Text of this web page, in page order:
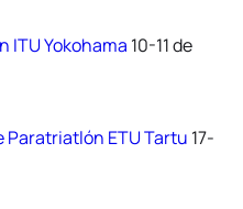
ITU Yokohama 10-11 de
ETU Tartu 17-